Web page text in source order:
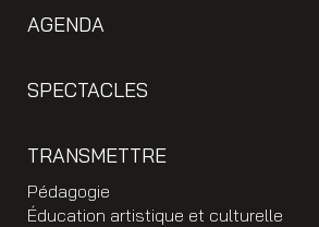
AGENDA
SPECTACLES
TRANSMETTRE
Pédagogie
Éducation artistique et culturelle